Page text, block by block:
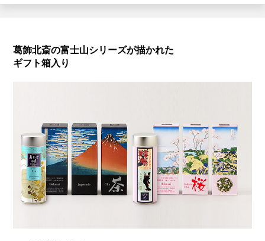
葛飾北斎の富士山シリーズが描かれた
ギフト箱入り